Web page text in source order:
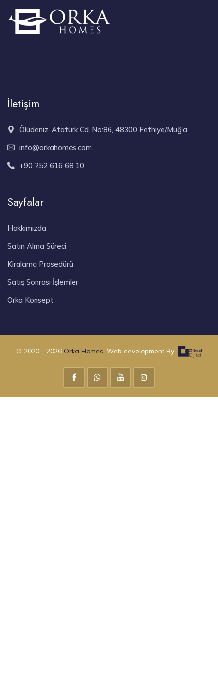
İletişim
Ölüdeniz, Atatürk Cd. No:86, 48300 Fethiye/Muğla
info@orkahomes.com
+90 252 616 68 10
Sayfalar
Hakkımızda
Satın Alma Süreci
Kiralama Prosedürü
Satış Sonrası İşlemler
Orka Konsept
© 2020 - 2026 Orka Homes. Web development By: